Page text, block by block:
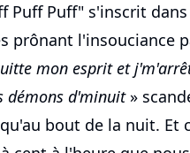
Puff Puff" s'inscrit
prônant l'insouciance
mon esprit et
démons d'minuit»
bout de la nuit. Et